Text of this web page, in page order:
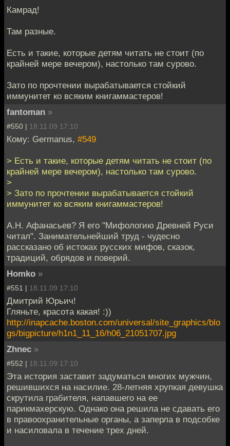
Камрад!
Там разные.
Есть и такие, которые детям читать не стоит (по
крайней мере вечером), настолько там сурово.
Зато по прочтении вырабатывается стойкий
иммунитет ко всяким книгаммастеров!
fantoman »
#550 | 18.11.09 17:10
Кому: Germanus, #549
> Есть и такие, которые детям читать не стоит (по
крайней мере вечером), настолько там сурово.
>
> Зато по прочтении вырабатывается стойкий
иммунитет ко всяким книгаммастеров!
А.Н. Афанасьев? Я его "Мифологию Древней Руси
читал". Занимательнейший труд - чудесно
рассказано об истоках русских мифов, сказок,
традиций, обрядов и поверий.
Homko »
#551 | 18.11.09 17:10
Дмитрий Юрьич!
Гляньте, красота какая! :))
http://inapcache.boston.com/universal/site_graphics/blo
gs/bigpicture/h1n1_11_16/h06_21051707.jpg
Zhnec »
#552 | 18.11.09 17:10
Эта история заставит задуматься многих мужчин,
решившихся на насилие. 28-летняя хрупкая девушка
скрутила грабителя, напавшего на ее
парикмахерскую. Однако она решила не сдавать его
в правоохранительные органы, а заперла в подсобке
и насиловала в течение трех дней.